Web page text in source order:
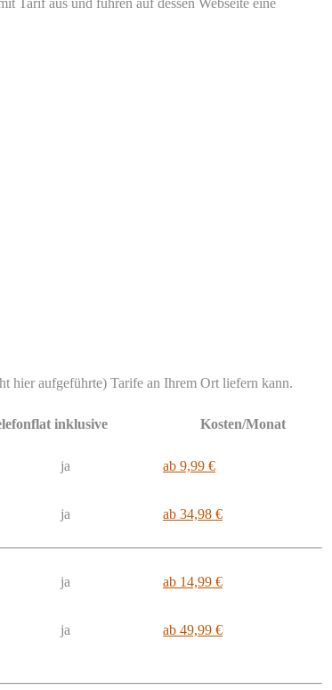
Tarif aus und führen auf dessen Webseite eine
hier aufgeführte) Tarife an Ihrem Ort liefern kann.
inklusive Kosten/Monat
ja ab 9,99 €
ja ab 34,98 €
ja ab 14,99 €
ja ab 49,99 €